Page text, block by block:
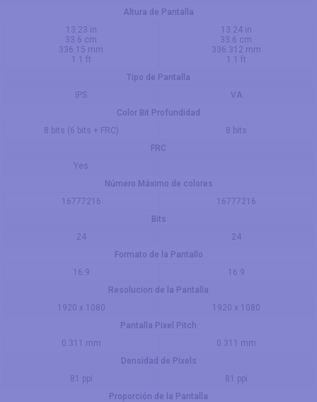
Altura de Pantalla
13.23 in
33.6 cm
336.15 mm
1.1 ft
13.24 in
33.6 cm
336.312 mm
1.1 ft
Tipo de Pantalla
IPS
VA
Color Bit Profundidad
8 bits (6 bits + FRC)
8 bits
FRC
Yes
Número Máximo de colores
16777216
16777216
Bits
24
24
Formato de la Pantallo
16:9
16:9
Resolucion de la Pantalla
1920 x 1080
1920 x 1080
Pantalla Pixel Pitch
0.311 mm
0.311 mm
Densidad de Pixels
81 ppi
81 ppi
Proporción de la Pantalla